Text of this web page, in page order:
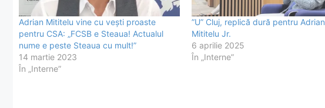
Adrian Mititelu vine cu vești proaste
pentru CSA: „FCSB e Steaua! Actualul
nume e peste Steaua cu mult!”
14 martie 2023
În „Interne”
”U” Cluj, replică dură pentru Adrian
Mititelu Jr.
6 aprilie 2025
În „Interne”